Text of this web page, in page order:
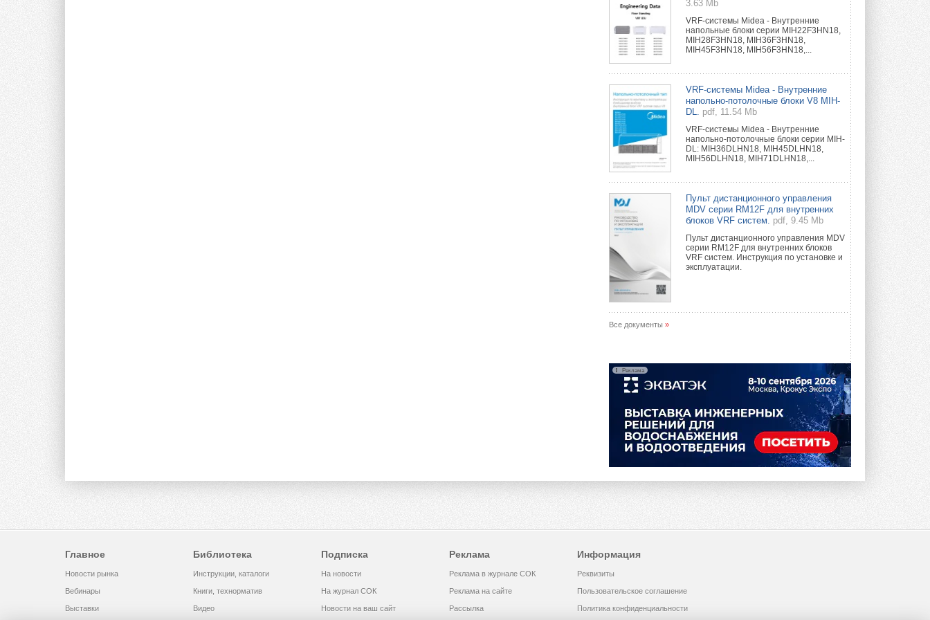
3.63 Mb
VRF-системы Midea - Внутренние
напольные блоки серии MIH22F3HN18,
MIH28F3HN18, MIH36F3HN18,
MIH45F3HN18, MIH56F3HN18,...
VRF-системы Midea - Внутренние
напольно-потолочные блоки V8 MIH-
DL.
pdf, 11.54 Mb
VRF-системы Midea - Внутренние
напольно-потолочные блоки серии MIH-
DL: MIH36DLHN18, MIH45DLHN18,
MIH56DLHN18, MIH71DLHN18,...
Пульт дистанционного управления
MDV серии RM12F для внутренних
блоков VRF систем.
pdf, 9.45 Mb
Пульт дистанционного управления MDV
серии RM12F для внутренних блоков
VRF систем. Инструкция по установке и
эксплуатации.
Все документы »
Реклама
Главное
Новости рынка
Вебинары
Выставки
Библиотека
Инструкции, каталоги
Книги, технорматив
Видео
Подписка
На новости
На журнал СОК
Новости на ваш сайт
Реклама
Реклама в журнале СОК
Реклама на сайте
Рассылка
Информация
Реквизиты
Пользовательское соглашение
Политика конфиденциальности